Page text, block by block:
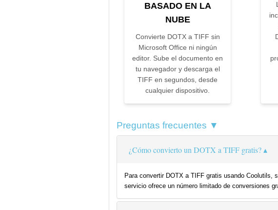
BASADO EN LA
NUBE
Convierte DOTX a TIFF sin
Microsoft Office ni ningún
editor. Sube el documento en
tu navegador y descarga el
TIFF en segundos, desde
cualquier dispositivo.
Preguntas frecuentes ▼
¿Cómo convierto un DOTX a TIFF gratis?
Para convertir DOTX a TIFF gratis usando
servicio ofrece un número limitado de conversiones